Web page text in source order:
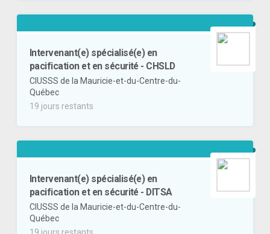
Intervenant(e) spécialisé(e) en
pacification et en sécurité - CHSLD
CIUSSS de la Mauricie-et-du-Centre-du-
Québec
19 jours restants
Intervenant(e) spécialisé(e) en
pacification et en sécurité - DITSA
CIUSSS de la Mauricie-et-du-Centre-du-
Québec
19 jours restants